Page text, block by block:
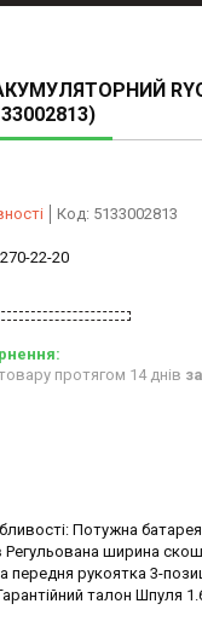
Код: 5133002813
22-20
протягом 14 днів
Потужна
ширина
рукоятка 3-
Гарантійний талон